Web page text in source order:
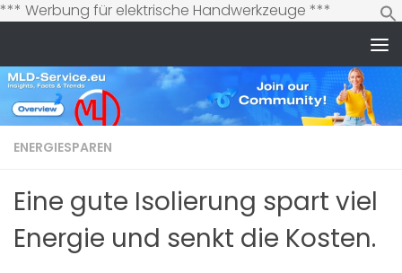
*** Werbung für elektrische Handwerkzeuge ***
Inhalt
ENERGIESPAREN
Eine gute Isolierung spart viel
Energie und senkt die Kosten.